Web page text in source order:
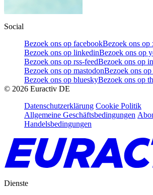
Social
Bezoek ons op facebookBezoek ons op
Bezoek ons op linkedinBezoek ons op
Bezoek ons op rss-feedBezoek ons op
Bezoek ons op mastodonBezoek ons
Bezoek ons op blueskyBezoek ons op
© 2026 Euractiv DE
Datenschutzerklärung Cookie Politik
Allgemeine Geschäftsbedingungen
Handelsbedingungen
Dienste